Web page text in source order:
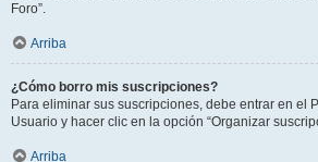
Foro”.
Arriba
¿Cómo borro mis suscripciones?
Para eliminar sus suscripciones, debe entrar en el
Usuario y hacer clic en la opción “Organizar
Arriba